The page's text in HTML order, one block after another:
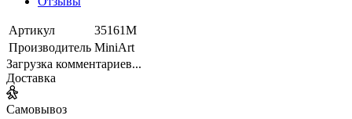
Артикул
35161М
Производитель MiniArt
Загрузка комментариев...
Доставка
Самовывоз